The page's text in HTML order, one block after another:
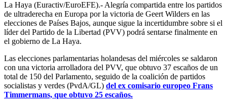
La Haya (Euractiv/EuroEFE).- Alegría compartida entre los partidos
de ultraderecha en Europa por la victoria de Geert Wilders en las
elecciones de Países Bajos, aunque sigue la incertidumbre sobre si el
líder del Partido de la Libertad (PVV) podrá sentarse finalmente en
el gobierno de La Haya.
Las elecciones parlamentarias holandesas del miércoles se saldaron
con una victoria arrolladora del PVV, que obtuvo 37 escaños de un
total de 150 del Parlamento, seguido de la coalición de partidos
socialistas y verdes (PvdA/GL) del ex comisario europeo Frans
Timmermans, que obtuvo 25 escaños.